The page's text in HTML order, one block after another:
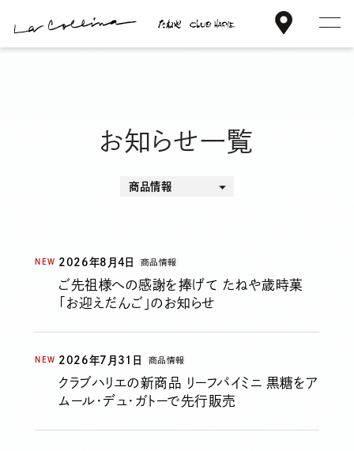
本
メ
ニ
混雑状況
お知らせ
お知らせ一覧
サステナビリティ
店舗情報
商品情報
企業情報
その他
NEW
ご先祖様への感謝を捧げて たねや歳時菓
「お迎えだんご」のお知らせ
2026年8月4日 商品情報
NEW
クラブハリエの新商品 リーフパイミニ 黒糖をア
ムール・デュ・ガトーで先行販売
2026年7月31日 商品情報